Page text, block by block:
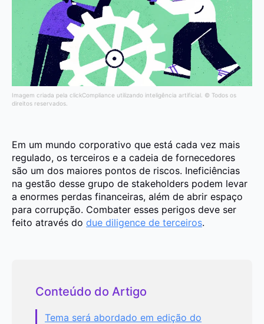
Imagem criada pela clickCompliance utilizando inteligência artificial. © Todos os
direitos reservados.
Em um mundo corporativo que está cada vez mais
regulado, os terceiros e a cadeia de fornecedores
são um dos maiores pontos de riscos. Ineficiências
na gestão desse grupo de stakeholders podem levar
a enormes perdas financeiras, além de abrir espaço
para corrupção. Combater esses perigos deve ser
feito através do due diligence de terceiros.
Conteúdo do Artigo
Tema será abordado em edição do